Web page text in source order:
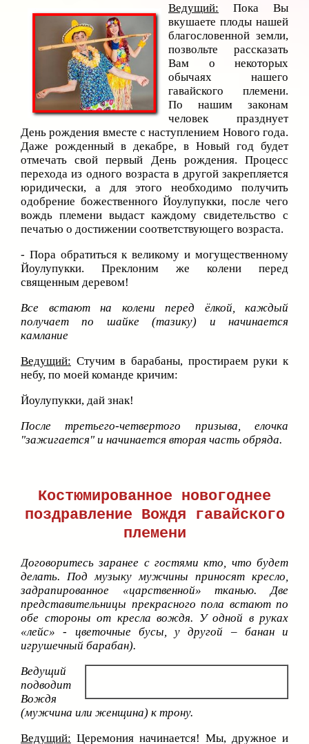
Ведущий: Пока Вы
вкушаете плоды нашей
благословенной земли,
позвольте рассказать
Вам о некоторых
обычаях нашего
гавайского племени.
По нашим законам
человек празднует
День рождения вместе с наступлением Нового года.
Даже рожденный в декабре, в Новый год будет
отмечать свой первый День рождения. Процесс
перехода из одного возраста в другой закрепляется
юридически, а для этого необходимо получить
одобрение божественного Йоулупукки, после чего
вождь племени выдаст каждому свидетельство с
печатью о достижении соответствующего возраста.
- Пора обратиться к великому и могущественному
Йоулупукки. Преклоним же колени перед
священным деревом!
Все встают на колени перед ёлкой, каждый
получает по шайке (тазику) и начинается
камлание
Ведущий: Стучим в барабаны, простираем руки к
небу, по моей команде кричим:
Йоулупукки, дай знак!
После третьего-четвертого призыва, елочка
"зажигается" и начинается вторая часть обряда.
Костюмированное новогоднее
поздравление Вождя гавайского
племени
Договоритесь заранее с гостями кто, что будет
делать. Под музыку мужчины приносят кресло,
задрапированное «царственной» тканью. Две
представительницы прекрасного пола встают по
обе стороны от кресла вождя. У одной в руках
«лейс» - цветочные бусы, у другой – банан и
игрушечный барабан).
Ведущий
подводит
Вождя
(мужчина или женщина) к трону.
Ведущий: Церемония начинается! Мы, дружное и